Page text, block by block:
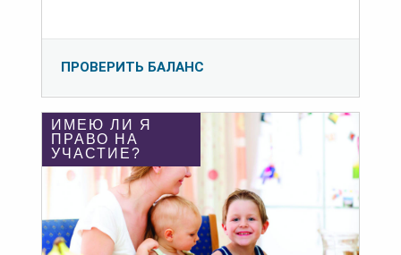
ПРОВЕРИТЬ БАЛАНС
ИМЕЮ ЛИ Я
ПРАВО НА
УЧАСТИЕ?